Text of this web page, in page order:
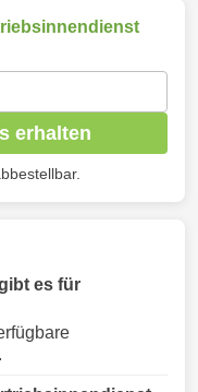
erhalten
es für